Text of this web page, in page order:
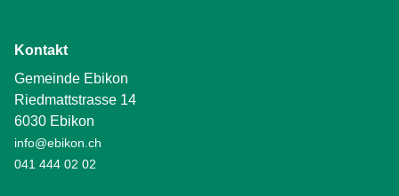
Kontakt
Gemeinde Ebikon
Riedmattstrasse 14
6030 Ebikon
info@ebikon.ch
041 444 02 02